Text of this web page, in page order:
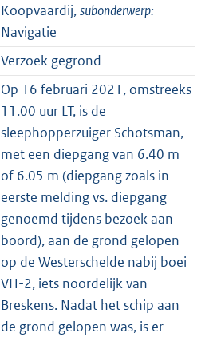
Koopvaardij,subonderwerp:
Navigatie
Verzoek gegrond
Op 16 februari 2021, omstreeks
11.00 uur LT, is de
sleephopperzuiger Schotsman,
met een diepgang van 6.40 m
of 6.05 m (diepgang zoals in
eerste melding vs. diepgang
genoemd tijdens bezoek aan
boord), aan de grond gelopen
op de Westerschelde nabij boei
VH-2, iets noordelijk van
Breskens. Nadat het schip aan
de grond gelopen was, is er